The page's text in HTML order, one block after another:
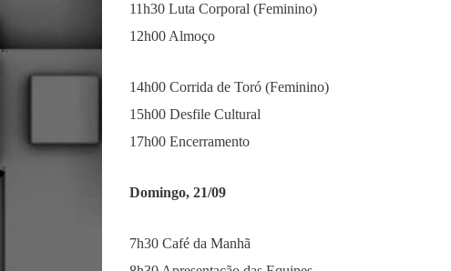
11h30 Luta Corporal (Feminino)
12h00 Almoço
14h00 Corrida de Toró (Feminino)
15h00 Desfile Cultural
17h00 Encerramento
Domingo, 21/09
7h30 Café da Manhã